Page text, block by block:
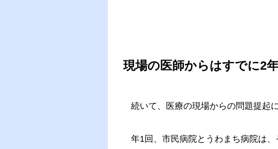
現場の医師からはすでに2
続いて、医療の現場からの問題提起
年1回、市民病院とうわまち病院は